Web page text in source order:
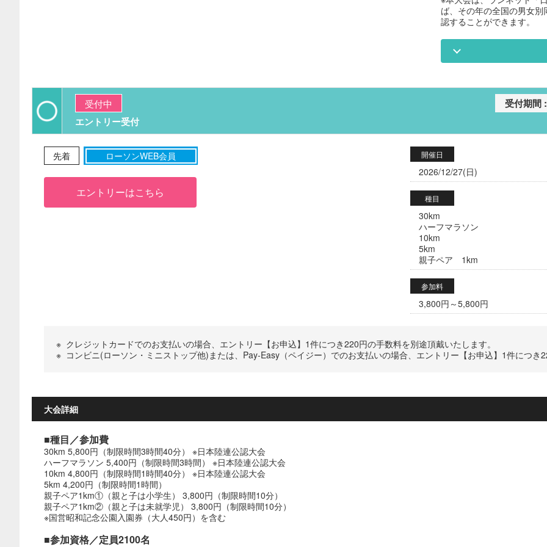
ば、その年の全国の男女
認することができます。
受付中
エントリー受付
先着 ローソンWEB会員
エントリーはこちら
開催日
2026/12/27(日)
種目
30km
ハーフマラソン
10km
5km
親子ペア 1km
参加料
3,800円～5,800円
※ クレジットカードでのお支払いの場合、エントリー【お申込】1件につき220円の手数料を別途頂戴いたします。
※ コンビニ(ローソン・ミニストップ他)または、Pay-Easy（ペイジー）でのお支払いの場合、エントリー【お申込】1件につき
大会詳細
■種目／参加費
30km 5,800円（制限時間3時間40分） ※日本陸連公認大会
ハーフマラソン 5,400円（制限時間3時間） ※日本陸連公認大会
10km 4,800円（制限時間1時間40分） ※日本陸連公認大会
5km 4,200円（制限時間1時間）
親子ペア1km①（親と子は小学生） 3,800円（制限時間10分）
親子ペア1km②（親と子は未就学児） 3,800円（制限時間10分）
※国営昭和記念公園入園券（大人450円）を含む
■参加資格／定員2100名